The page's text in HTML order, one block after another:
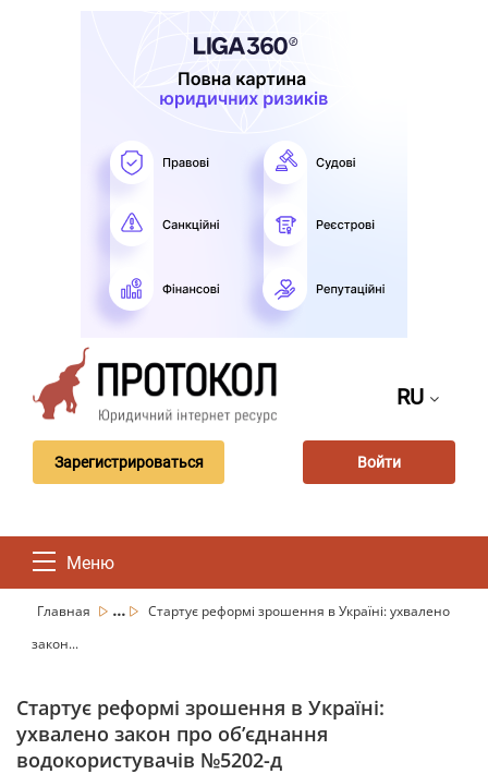
RU
Зарегистрироваться Войти
Меню
Главная ...
Стартує реформі зрошення в Україні: ухвалено
закон...
Стартує реформі зрошення в Україні:
ухвалено закон про об’єднання
водокористувачів №5202-д